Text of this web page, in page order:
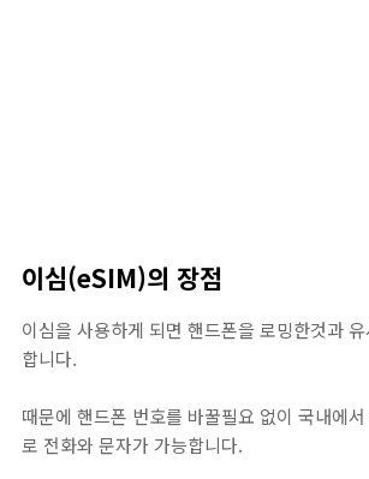
이심(eSIM)의 장점
이심을 사용하게 되면 핸드폰을 로밍한것과
합니다.
때문에 핸드폰 번호를 바꿀필요 없이 국내에
로 전화와 문자가 가능합니다.